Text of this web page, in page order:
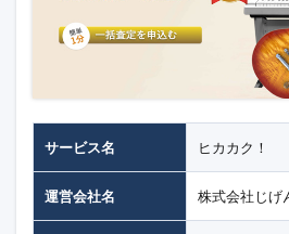
サービス名 ヒカカク！
運営会社名 株式会社じげ